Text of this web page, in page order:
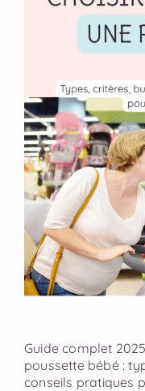
Guide complet
poussette bébé :
conseils pratiques